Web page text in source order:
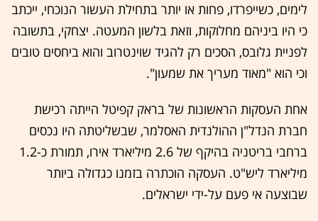
לימים, כשייפרדו, פחות או יותר בתחילת העשור הנוכחי, ייכתב
כי היו ביניהם מחלוקות, וזאת בלשון המעטה. יצחקי, בתשובה
לפניית גלובס, הסכים רק להגיד שוינטרוב והוא ביחסים טובים
וכי הוא "מאוד מעריך את שמעון".
אחת העסקות הראשונות של בראק קפיטל הייתה רכישת
חברת הנדל"ן ההולנדית האסלמר, שבשליטתה היו נכסים
ברחבי בריטניה בהיקף של 2.6 מיליארד אירו, תמורת כ-1.2
מיליארד ליש"ט. העסקה הוכתרה בזמנו כגדולה ביותר
שבוצעה אי פעם על-ידי ישראלים.